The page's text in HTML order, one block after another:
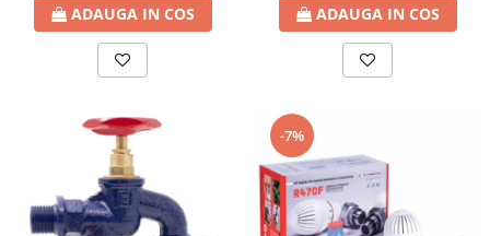
Panouri solare presurizate si
nepresurizate
Accesorii Panouri solare
instalaţiile termice solare
Vase de expansiune
Incazire in Pardoseala
Incalzire clasica in pardoseala
ADAUGA IN COS ADAUGA IN COS
-7%